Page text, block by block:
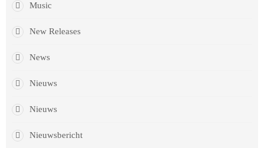
Music
New Releases
News
Nieuws
Nieuws
Nieuwsbericht